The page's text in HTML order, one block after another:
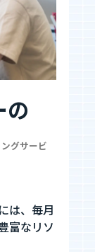
の
ングサービ
は、毎月
富なリソ